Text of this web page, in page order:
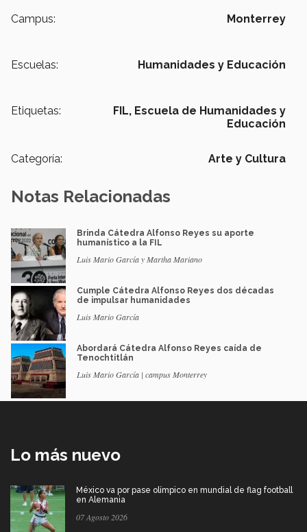
Campus: Monterrey
Escuelas: Humanidades y Educación
Etiquetas: FIL, Escuela de Humanidades y
Educación
Categoría: Arte y Cultura
Notas Relacionadas
Brinda Cátedra Alfonso Reyes su aporte
humanístico a la FIL
Luis Mario García y Martha Mariano
Cumple Cátedra Alfonso Reyes dos décadas
de impulsar humanidades
Luis Mario García
Abordará Cátedra Alfonso Reyes caída de
Tenochtitlán
Luis Mario García | campus Monterrey
Lo más nuevo
México va por pase olímpico en mundial de flag football
en Alemania
07 Agosto 2026